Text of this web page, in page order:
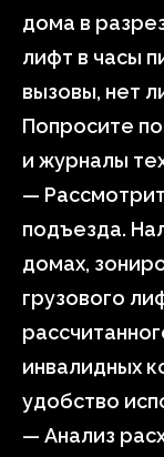
дома в
лифт в часы
вызовы, нет
Попросите
и журналы
—
подъезда.
домах,
грузового
инвалидных
удобство
— Анализ